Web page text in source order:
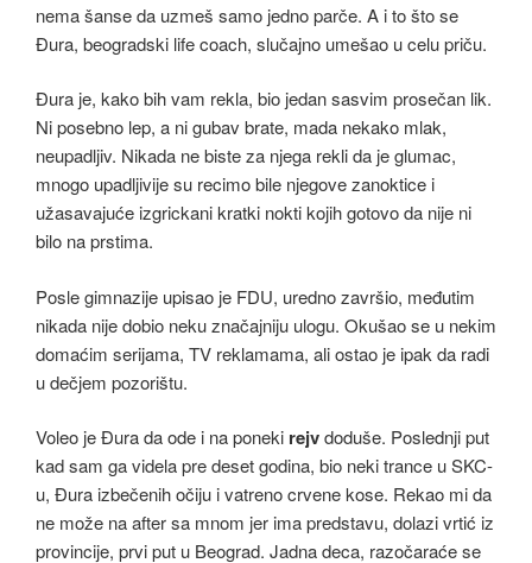
nema šanse da uzmeš samo jedno parče. A i to što se
Đura, beogradski life coach, slučajno umešao u celu priču.
Đura je, kako bih vam rekla, bio jedan sasvim prosečan lik.
Ni posebno lep, a ni gubav brate, mada nekako mlak,
neupadljiv. Nikada ne biste za njega rekli da je glumac,
mnogo upadljivije su recimo bile njegove zanoktice i
užasavajuće izgrickani kratki nokti kojih gotovo da nije ni
bilo na prstima.
Posle gimnazije upisao je FDU, uredno završio, međutim
nikada nije dobio neku značajniju ulogu. Okušao se u nekim
domaćim serijama, TV reklamama, ali ostao je ipak da radi
u dečjem pozorištu.
Voleo je Đura da ode i na poneki rejvdoduše. Poslednji put
kad sam ga videla pre deset godina, bio neki trance u SKC-
u, Đura izbečenih očiju i vatreno crvene kose. Rekao mi da
ne može na after sa mnom jer ima predstavu, dolazi vrtić iz
provincije, prvi put u Beograd. Jadna deca, razočaraće se